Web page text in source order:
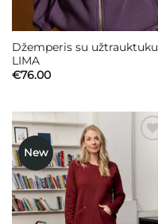
Džemperis su užtrauktuku
LIMA
€76.00
New
Mėgstamiausias